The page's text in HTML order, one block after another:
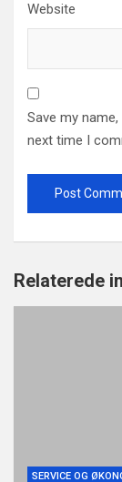
Website
Save my
next time I
Relaterede
SERVICE OG